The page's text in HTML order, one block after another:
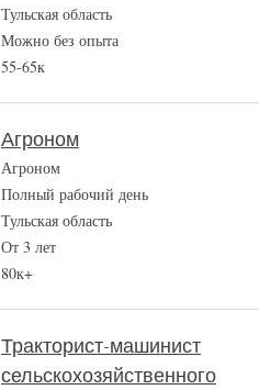
Тульская область
Можно без опыта
55-65к
Агроном
Агроном
Полный рабочий день
Тульская область
От 3 лет
80к+
Тракторист-машинист
сельскохозяйственного